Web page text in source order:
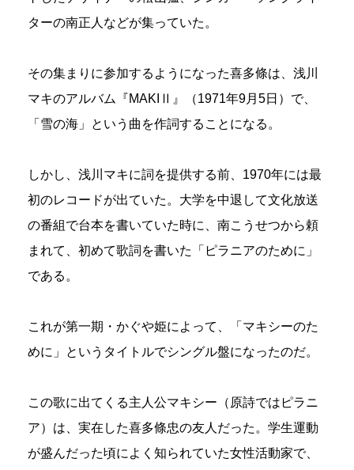
ターの南正人などが集っていた。
その集まりに参加するようになった喜多條は、浅川
マキのアルバム『MAKIⅡ』（1971年9月5日）で、
「雪の海」という曲を作詞することになる。
しかし、浅川マキに詞を提供する前、1970年には最
初のレコードが出ていた。大学を中退して文化放送
の番組で台本を書いていた時に、南こうせつから頼
まれて、初めて歌詞を書いた「ピラニアのために」
である。
これが第一期・かぐや姫によって、「マキシーのた
めに」というタイトルでシングル盤になったのだ。
この歌に出てくる主人公マキシー（原詩ではピラニ
ア）は、実在した喜多條忠の友人だった。学生運動
が盛んだった頃によく知られていた女性活動家で、